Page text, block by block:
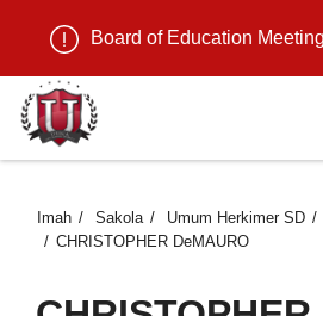
Board of Education Meeting
Imah Sakola Umum Herkimer SD
CHRISTOPHER DeMAURO